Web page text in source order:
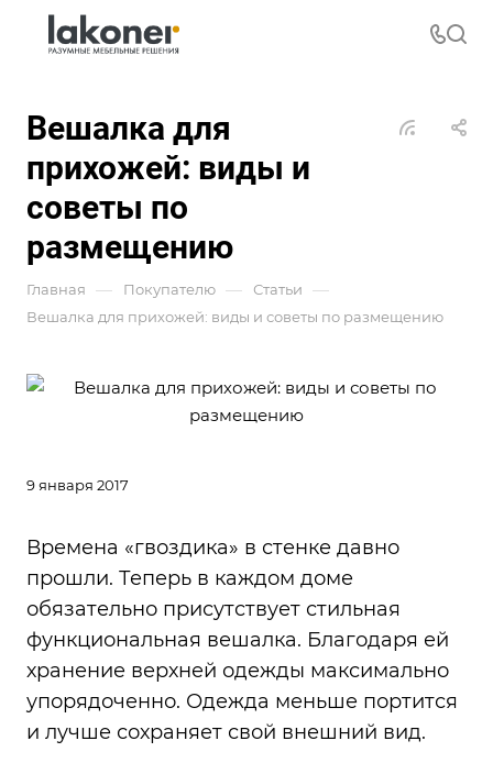
Вешалка для
прихожей: виды и
советы по
размещению
Главная — Покупателю — Статьи —
Вешалка для прихожей: виды и советы по размещению
9 января 2017
Времена «гвоздика» в стенке давно
прошли. Теперь в каждом доме
обязательно присутствует стильная
функциональная вешалка. Благодаря ей
хранение верхней одежды максимально
упорядоченно. Одежда меньше портится
и лучше сохраняет свой внешний вид.